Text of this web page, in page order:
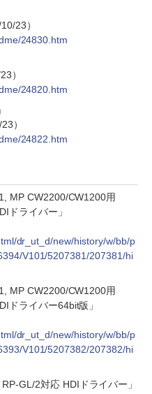
23）
24830.htm
）
24820.htm
）
24822.htm
MP CW2200/CW1200用
ドライバー」
dr_ut_d/new/history/w/bb/p
V101/5207381/207381/hi
MP CW2200/CW1200用
ドライバー64bit版」
dr_ut_d/new/history/w/bb/p
V101/5207382/207382/hi
GL/2対応 HDIドライバー」